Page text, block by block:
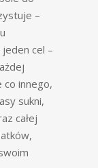
–
cel –
co innego,
sukni,
całej